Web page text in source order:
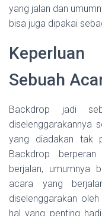
yang jalan dan
bisa juga dipakai
Sebuah
Backdrop jadi
diselenggarakannya
yang diadakan tak
Backdrop
berjalan, umumnya
acara yang
diselenggarakan
hal yang penting